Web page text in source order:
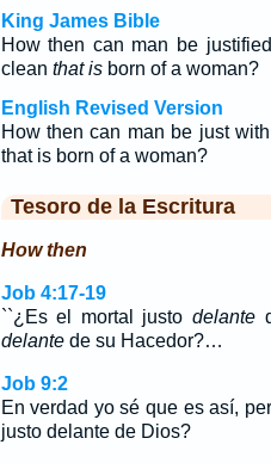
King James Bible
How then can man be
clean that isborn of a woman?
English Revised Version
How then can man be just
that is born of a woman?
Tesoro de la Escritura
How then
Job 4:17-19
``¿Es el mortal justodelante
delantede su Hacedor?…
Job 9:2
En verdad yo sé que es así,
justo delante de Dios?